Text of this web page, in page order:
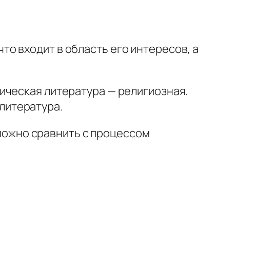
входит в область его интересов, а
литература — религиозная.
сравнить с процессом